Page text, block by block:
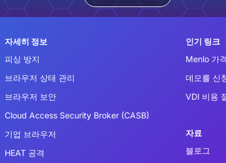
자세히 정보
피싱 방지
브라우저 상태 관리
브라우저 보안
Cloud Access Security Broker (CASB)
기업 브라우저
HEAT 공격
인기 링크
Menlo 가격
데모를 신
VDI 비용
자료
블로그